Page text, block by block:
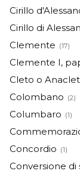
Cirillo
Cirillo di
Clemente (17)
Clemente I,
Cleto o
Colombano (2)
Columbaro (1)
Concordio (1)
Conversione di